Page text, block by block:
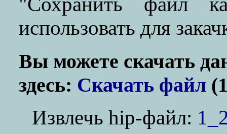
использовать для
Вы можете скачать
здесь: Скачать файл
Извлечь hip-файл: